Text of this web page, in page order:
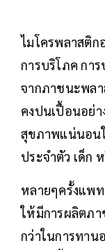
ไมโครพลาสติก
การบริโภค กา
จากภาชนะพล
คงปนเปื้อนอย่
สุขภาพแน่นอน
ประจำตัว เด็ก
หลายๆครั้งแพ
ให้มีการผลิตภา
กว่าในการทาน